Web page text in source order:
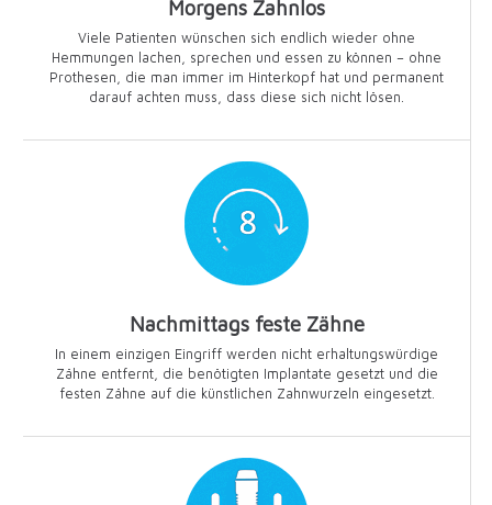
Morgens Zahnlos
Viele Patienten wünschen sich endlich wieder ohne
Hemmungen lachen, sprechen und essen zu können – ohne
Prothesen, die man immer im Hinterkopf hat und permanent
darauf achten muss, dass diese sich nicht lösen.
Nachmittags feste Zähne
In einem einzigen Eingriff werden nicht erhaltungswürdige
Zähne entfernt, die benötigten Implantate gesetzt und die
festen Zähne auf die künstlichen Zahnwurzeln eingesetzt.